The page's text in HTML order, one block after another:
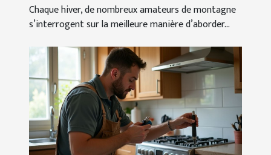
Chaque hiver, de nombreux amateurs de montagne
s’interrogent sur la meilleure manière d’aborder...